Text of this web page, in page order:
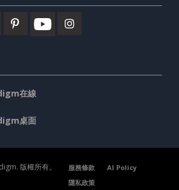
在線
桌面
版權所有。 服務條款
AI Policy
隱私政策